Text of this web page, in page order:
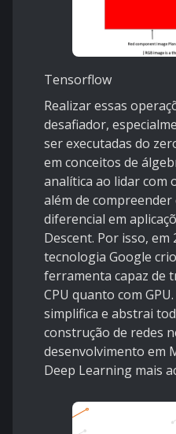
Tensorflow
Realizar essas
desafiador,
ser executadas do
em conceitos de
analítica ao lidar com
além de
diferencial em
Descent. Por isso, em
tecnologia Google
ferramenta capaz de
CPU quanto com
simplifica e abstrai
construção de redes
desenvolvimento em
Deep Learning mais